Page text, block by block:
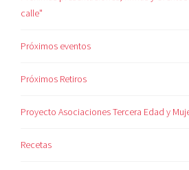
calle"
Próximos eventos
Próximos Retiros
Proyecto Asociaciones Tercera Edad y
Recetas